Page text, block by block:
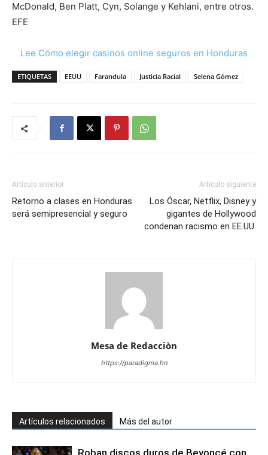
McDonald, Ben Platt, Cyn, Solange y Kehlani, entre otros.
EFE
Lee Cómo elegir casinos online seguros en Honduras
ETIQUETAS EEUU Farandula Justicia Racial Selena Gómez
Artículo anterior
Retorno a clases en Honduras
será semipresencial y seguro
Artículo siguiente
Los Óscar, Netflix, Disney y
gigantes de Hollywood
condenan racismo en EE.UU.
Mesa de Redacciòn
https://paradigma.hn
Artículos relacionados Más del autor